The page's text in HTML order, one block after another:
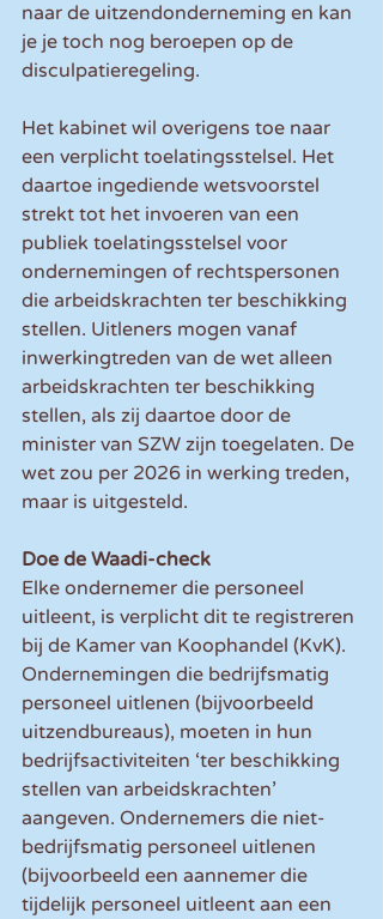
naar de uitzendonderneming en kan
je je toch nog beroepen op de
disculpatieregeling.
Het kabinet wil overigens toe naar
een verplicht toelatingsstelsel. Het
daartoe ingediende wetsvoorstel
strekt tot het invoeren van een
publiek toelatingsstelsel voor
ondernemingen of rechtspersonen
die arbeidskrachten ter beschikking
stellen. Uitleners mogen vanaf
inwerkingtreden van de wet alleen
arbeidskrachten ter beschikking
stellen, als zij daartoe door de
minister van SZW zijn toegelaten. De
wet zou per 2026 in werking treden,
maar is uitgesteld.
Doe de Waadi-check
Elke ondernemer die personeel
uitleent, is verplicht dit te registreren
bij de Kamer van Koophandel (KvK).
Ondernemingen die bedrijfsmatig
personeel uitlenen (bijvoorbeeld
uitzendbureaus), moeten in hun
bedrijfsactiviteiten ‘ter beschikking
stellen van arbeidskrachten’
aangeven. Ondernemers die niet-
bedrijfsmatig personeel uitlenen
(bijvoorbeeld een aannemer die
tijdelijk personeel uitleent aan een